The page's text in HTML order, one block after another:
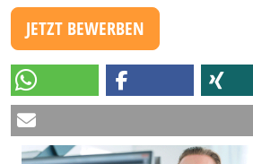
JETZT BEWERBEN